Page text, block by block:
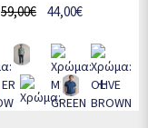
+
44,00€
59,00€